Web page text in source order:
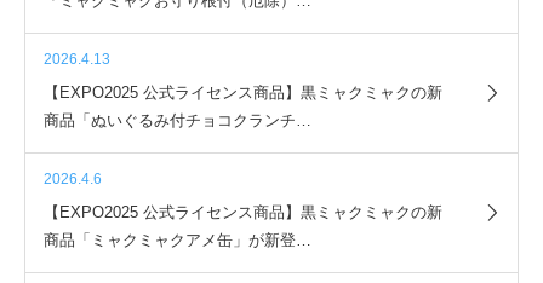
2026.4.13
【EXPO2025 公式ライセンス商品】黒ミャクミャクの新
商品「ぬいぐるみ付チョコクランチ…
2026.4.6
【EXPO2025 公式ライセンス商品】黒ミャクミャクの新
商品「ミャクミャクアメ缶」が新登…